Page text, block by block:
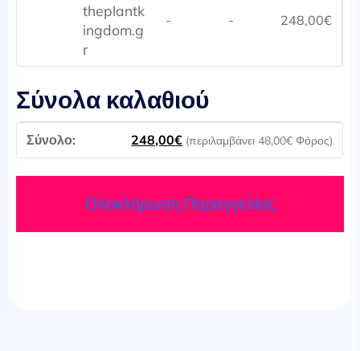
theplantk
ingdom.g
r
- - 248,00€
Σύνολα καλαθιού
248,00€ (περιλαμβάνει48,00€ Φόρος)
Ολοκλήρωση Παραγγελίας